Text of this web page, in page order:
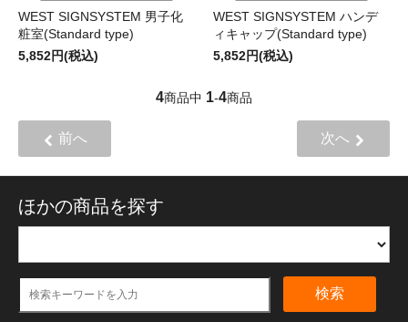
WEST SIGNSYSTEM 男子化
粧室(Standard type)
5,852円(税込)
WEST SIGNSYSTEM ハンデ
ィキャップ(Standard type)
5,852円(税込)
4商品中 1-4商品
前へ 次へ
ほかの商品を探す
検索